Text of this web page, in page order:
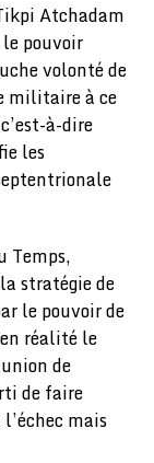
Atchadam
pouvoir
volonté de
militaire à ce
à-dire
les
Temps,
stratégie de
le pouvoir de
réalité le
de
de faire
mais